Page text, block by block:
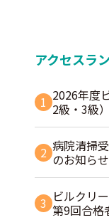
アクセスラ
1 2026年度
2級・3級
2 病院清掃
のお知ら
3 ビルクリ
第9回合格